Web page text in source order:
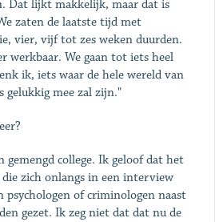
Dat lijkt makkelijk, maar dat is
zaten de laatste tijd met
vier, vijf tot zes weken duurden.
werkbaar. We gaan tot iets heel
ik, iets waar de hele wereld van
gelukkig mee zal zijn."
gemengd college. Ik geloof dat het
die zich onlangs in een interview
psychologen of criminologen naast
gezet. Ik zeg niet dat dat nu de